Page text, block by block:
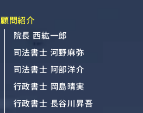
顧問紹介
院長 西紘一郎
司法書士 河野麻弥
司法書士 阿部洋介
行政書士 岡島晴実
行政書士 長谷川昇吾